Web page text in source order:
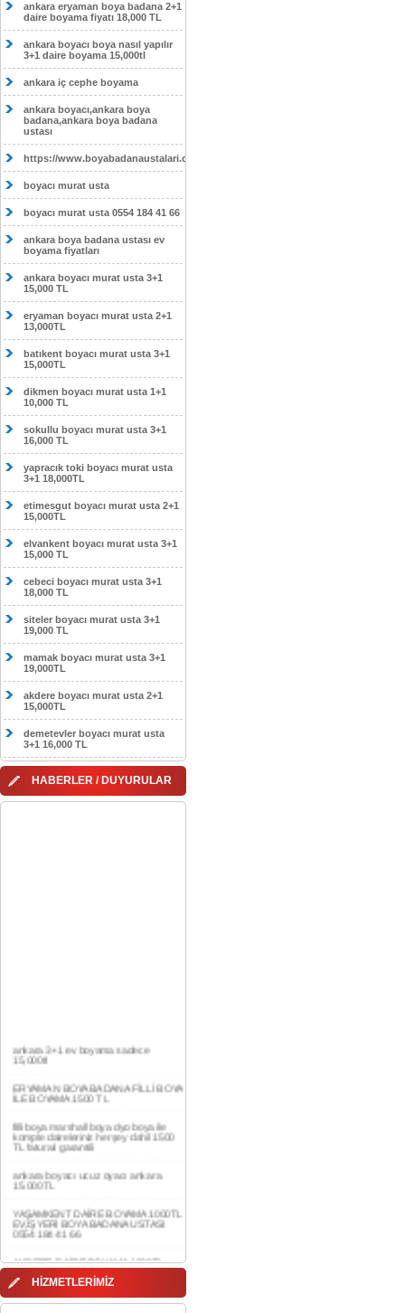
ankara eryaman boya badana 2+1
daire boyama fiyatı 18,000 TL
ankara boyacı boya nasıl yapılır
3+1 daire boyama 15,000tl
ankara iç cephe boyama
ankara boyacı,ankara boya
badana,ankara boya badana
ustası
https://www.boyabadanaustalari.com/
boyacı murat usta
boyacı murat usta 0554 184 41 66
ankara boya badana ustası ev
boyama fiyatları
ankara boyacı murat usta 3+1
15,000 TL
eryaman boyacı murat usta 2+1
13,000TL
batıkent boyacı murat usta 3+1
15,000TL
dikmen boyacı murat usta 1+1
10,000 TL
sokullu boyacı murat usta 3+1
16,000 TL
yapracık toki boyacı murat usta
3+1 18,000TL
etimesgut boyacı murat usta 2+1
15,000TL
elvankent boyacı murat usta 3+1
15,000 TL
cebeci boyacı murat usta 3+1
18,000 TL
siteler boyacı murat usta 3+1
19,000 TL
mamak boyacı murat usta 3+1
19,000TL
akdere boyacı murat usta 2+1
15,000TL
demetevler boyacı murat usta
3+1 16,000 TL
HABERLER / DUYURULAR
ERYAMAN BOYA BADANA FİLLİ BOYA
İLE BOYAMA 1500 TL
filli boya marshall boya dyo boya ile
komple daireleriniz herşey dahil 1500
ankara boyacı ucuz oyacı ankara
15.000TL
YAŞAMKENT DAİRE BOYAMA 1000TL
EV,İŞYERİ BOYA BADANA USTASI
AKDERE DAİRE BOYAMA 1000TL
EV,İŞYERİ BOYA BADANA USTASI
CEBECİ DAİRE BOYAMA 1000TL
EV,İŞYERİ BOYA BADANA USTASI
0554 184 41 66
HİZMETLERİMİZ